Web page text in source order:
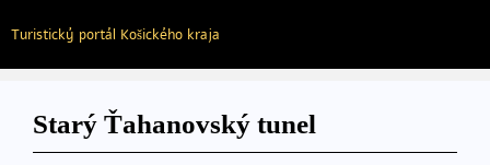
Turistický portál Košického kraja
Starý Ťahanovský tunel